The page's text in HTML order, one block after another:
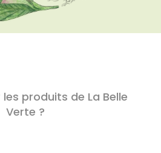
produits de La Belle
Verte ?